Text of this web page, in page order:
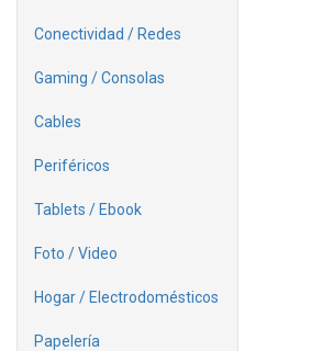
Conectividad / Redes
Gaming / Consolas
Cables
Periféricos
Tablets / Ebook
Foto / Video
Hogar / Electrodomésticos
Papelería